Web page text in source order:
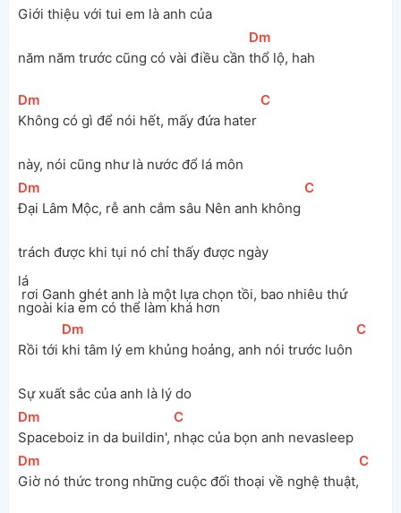
Giới thiệu với tui em là anh của
năm năm trước cũng có vài điều cần
[Dm
thổ lộ, hah
[Dm
Không có gì để nói hết, mấy đứa hater
[
C
này, nói cũng như là nước đổ lá môn
[Dm
Đại Lâm Mộc, rễ anh cắm sâu Nên anh không
[
C
trách được khi tụi nó chỉ thấy được ngày
lá
ngoài kia em có thể làm khá hơn
Rồi tới
[Dm
khi tâm lý em khủng hoảng, anh nói trước luôn
[
C
Sự xuất sắc của anh là lý do
[Dm
Spaceboiz in da buildin',
[
C
nhạc của bọn anh nevasleep
[Dm
Giờ nó thức trong những cuộc đối thoại về nghệ thuật,
[
C